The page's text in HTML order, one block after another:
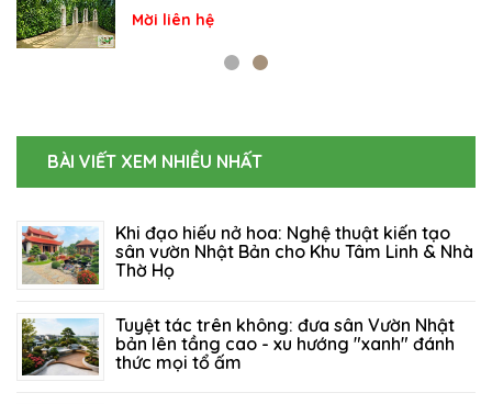
Mời liên hệ
BÀI VIẾT XEM NHIỀU NHẤT
Khi đạo hiếu nở hoa: Nghệ thuật kiến tạo
sân vườn Nhật Bản cho Khu Tâm Linh & Nhà
Thờ Họ
Tuyệt tác trên không: đưa sân Vườn Nhật
bản lên tầng cao - xu hướng "xanh" đánh
thức mọi tổ ấm